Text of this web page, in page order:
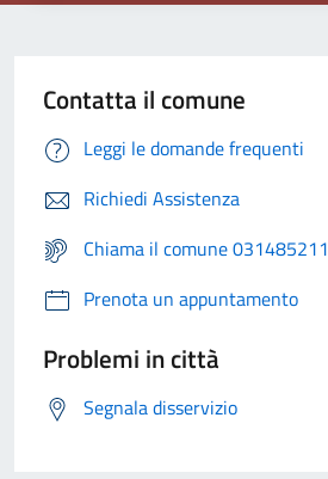
Contatta il comune
Leggi le domande frequenti
Richiedi Assistenza
Chiama il comune 031485211
Prenota un appuntamento
Problemi in città
Segnala disservizio